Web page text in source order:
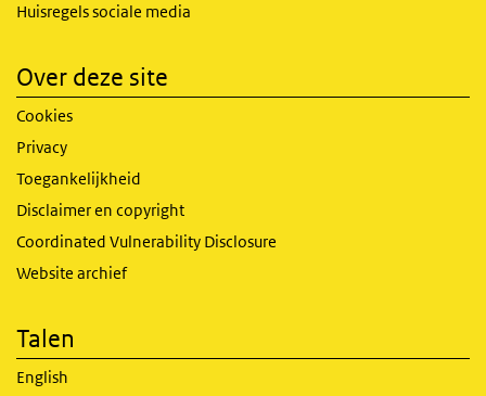
Huisregels sociale media
Over deze site
Cookies
Privacy
Toegankelijkheid
Disclaimer en copyright
Coordinated Vulnerability Disclosure
Website archief
Talen
English